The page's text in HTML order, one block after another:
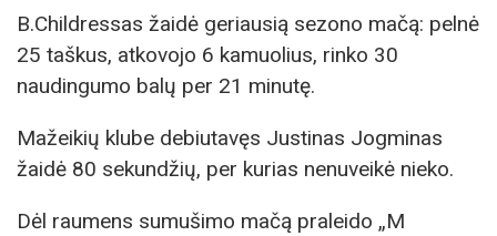
B.Childressas žaidė geriausią sezono mačą: pelnė
25 taškus, atkovojo 6 kamuolius, rinko 30
naudingumo balų per 21 minutę.
Mažeikių klube debiutavęs Justinas Jogminas
žaidė 80 sekundžių, per kurias nenuveikė nieko.
Dėl raumens sumušimo mačą praleido „M